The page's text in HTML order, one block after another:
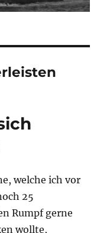
welche ich vor
25
Rumpf gerne
wollte,